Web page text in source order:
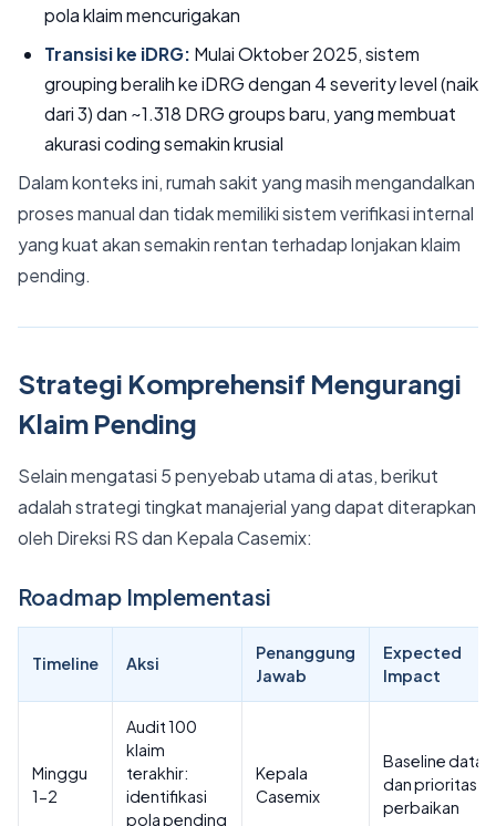
pola klaim mencurigakan
Transisi ke iDRG: Mulai Oktober 2025, sistem
grouping beralih ke iDRG dengan 4 severity level (naik
dari 3) dan ~1.318 DRG groups baru, yang membuat
akurasi coding semakin krusial
Dalam konteks ini, rumah sakit yang masih mengandalkan
proses manual dan tidak memiliki sistem verifikasi internal
yang kuat akan semakin rentan terhadap lonjakan klaim
pending.
Strategi Komprehensif Mengurangi
Klaim Pending
Selain mengatasi 5 penyebab utama di atas, berikut
adalah strategi tingkat manajerial yang dapat diterapkan
oleh Direksi RS dan Kepala Casemix:
Roadmap Implementasi
Timeline Aksi
Penanggung
Jawab
Expected
Impact
Minggu
1-2
Audit 100
klaim
terakhir:
identifikasi
pola pending
Kepala
Casemix
Baseline data
dan prioritas
perbaikan